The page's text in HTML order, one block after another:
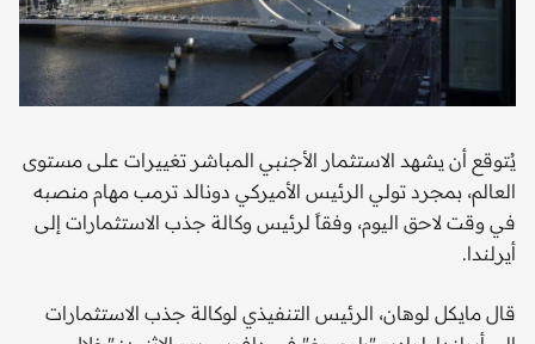
يُتوقع أن يشهد الاستثمار الأجنبي المباشر تغييرات على مستوى
العالم، بمجرد تولي الرئيس الأميركي دونالد ترمب مهام منصبه
في وقت لاحق اليوم، وفقاً لرئيس وكالة جذب الاستثمارات إلى
أيرلندا.
قال مايكل لوهان، الرئيس التنفيذي لوكالة جذب الاستثمارات